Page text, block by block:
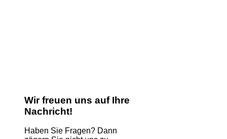
Wir freuen uns auf Ihre
Nachricht!
Haben Sie Fragen? Dann